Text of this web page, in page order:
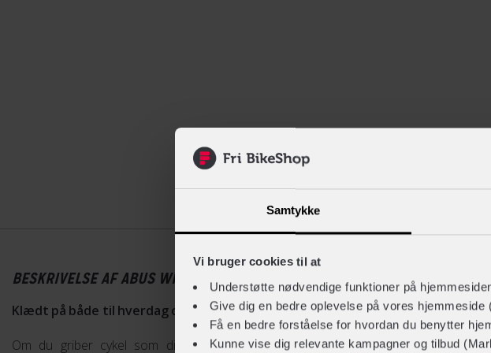
Samtykke
Vi bruger cookies til at
Understøtte nødvendige funktioner på
Give dig en bedre oplevelse på vores
Få en bedre forståelse for hvordan du benytter
Kunne vise dig relevante kampagner og tilbud
Beskrivelse
BESKRIVELSE AF ABUS WINGBACK
Klædt på både til hverdag og weekend
Om du griber cykel som dit daglige transportmiddel eller trækker i cykeltøjet